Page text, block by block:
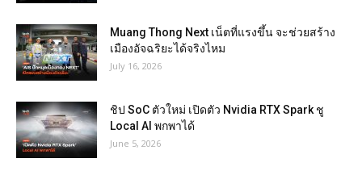
Muang Thong Next เน็ตที่แรงขึ้น จะช่วยสร้าง
เมืองอัจฉริยะได้จริงไหม
July 16, 2026
ชิป SoC ตัวใหม่ เปิดตัว Nvidia RTX Spark ชู
Local AI พกพาได้
June 5, 2026